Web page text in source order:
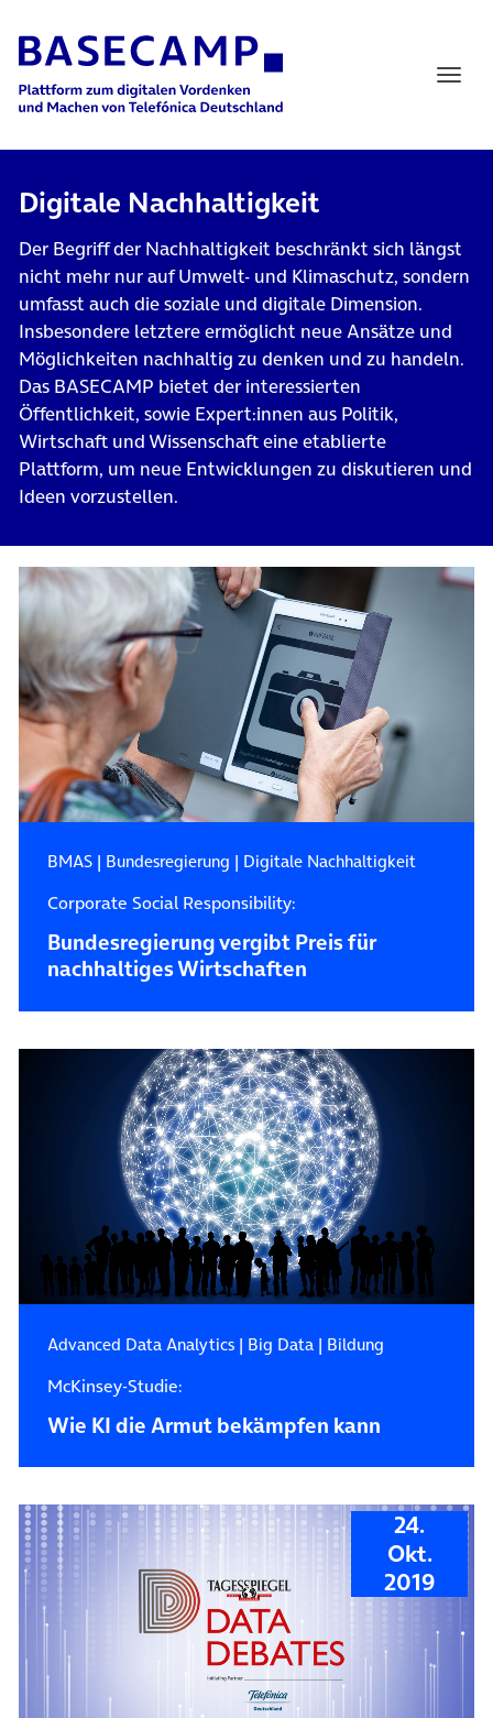
Main Navigation
Digitale Nachhaltigkeit
Der Begriff der Nachhaltigkeit beschränkt sich längst
nicht mehr nur auf Umwelt- und Klimaschutz, sondern
umfasst auch die soziale und digitale Dimension.
Insbesondere letztere ermöglicht neue Ansätze und
Möglichkeiten nachhaltig zu denken und zu handeln.
Das BASECAMP bietet der interessierten
Öffentlichkeit, sowie Expert:innen aus Politik,
Wirtschaft und Wissenschaft eine etablierte
Plattform, um neue Entwicklungen zu diskutieren und
Ideen vorzustellen.
BMAS| Bundesregierung | Digitale Nachhaltigkeit
Corporate Social Responsibility:
Bundesregierung vergibt Preis für
nachhaltiges Wirtschaften
Advanced Data Analytics| Big Data| Bildung
McKinsey-Studie:
Wie KI die Armut bekämpfen kann
24.
Okt.
2019